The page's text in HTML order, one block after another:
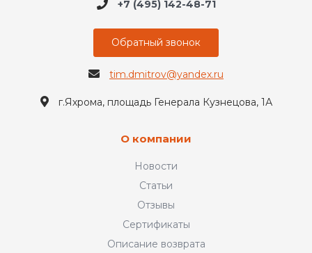
+7 (495) 142-48-71
Обратный звонок
tim.dmitrov@yandex.ru
г.Яхрома, площадь Генерала Кузнецова, 1А
О компании
Новости
Статьи
Отзывы
Сертификаты
Описание возврата